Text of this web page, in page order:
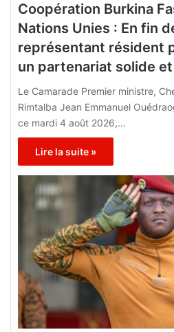
Coopération Burkina
Nations Unies : En fin
représentant résident
un partenariat solide
Le Camarade Premier ministre,
Rimtalba Jean Emmanuel
ce mardi 4 août 2026,…
Lire la suite »